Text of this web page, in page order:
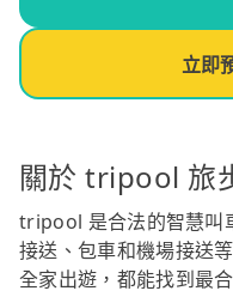
立即
關於 tripool 旅
tripool 是合法的智慧叫
接送、包車和機場接送
全家出遊，都能找到最